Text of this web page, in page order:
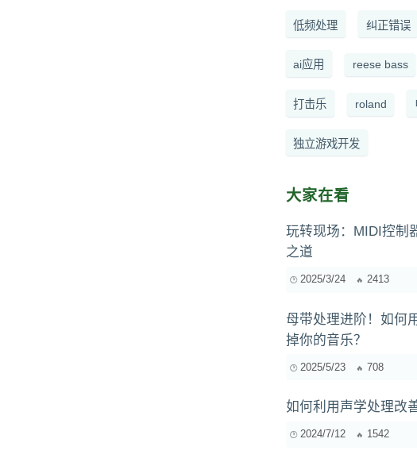
低频处理 纠正错误
ai应用 reese bass
打击乐 roland
独立游戏开发
大家在看
玩转现场：MIDI控制
之道
2025/3/24 2413
母带处理进阶！如何
掉你的音乐？
2025/5/23 708
如何利用声学处理改
2024/7/12 1542